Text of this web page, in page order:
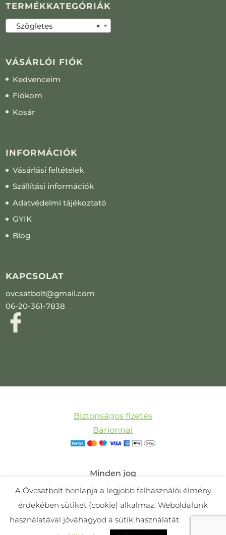
TERMÉKKATEGÓRIÁK
×
Szögletes
VÁSÁRLÓI FIÓK
Kedvenceim
Fiókom
Kosár
INFORMÁCIÓK
Vásárlási feltételek
Szállítási információk
Adatvédelmi tájékoztató
GYIK
Blog
KAPCSOLAT
ovcsatbolt@gmail.com
06-20-361-7838
Biztonságos fizetés
Barionnal
Minden jog
fenntartva! © 2011-
2025 Övcsatbolt |
Készítette: Mira
Webdesign és
A Övcsatbolt honlapja a legjobb felhasználói élmény
érdekében sütiket (cookie) alkalmaz. Weboldalunk
használatával jóváhagyod a sütik használatát.
Cookie